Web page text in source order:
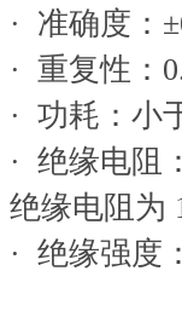
· 准确度：
· 重复性：
· 功耗：小
· 绝缘电阻
绝缘电阻为
· 绝缘强度